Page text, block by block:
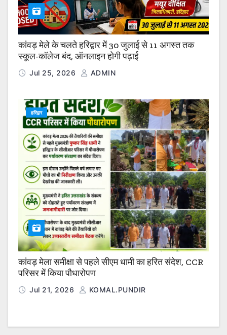
कांवड़ मेले के चलते हरिद्वार में 30 जुलाई से 11 अगस्त तक
स्कूल-कॉलेज बंद, ऑनलाइन होगी पढ़ाई
Jul 25, 2026 ADMIN
हरिद्वार
कांवड़ मेला समीक्षा से पहले सीएम धामी का हरित संदेश, CCR
परिसर में किया पौधारोपण
Jul 21, 2026 KOMAL.PUNDIR